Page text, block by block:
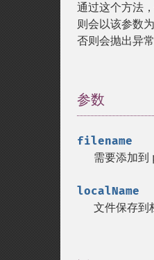
通过这个方法
则会以该参数
否则会抛出异
参数
filename
需要添加到
localName
文件保存到